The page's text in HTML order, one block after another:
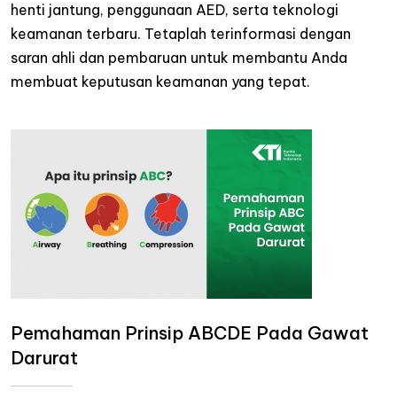
henti jantung, penggunaan AED, serta teknologi
keamanan terbaru. Tetaplah terinformasi dengan
saran ahli dan pembaruan untuk membantu Anda
membuat keputusan keamanan yang tepat.
Pemahaman Prinsip ABCDE Pada Gawat
Darurat